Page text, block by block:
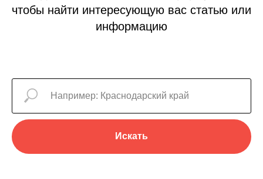
чтобы найти интересующую вас статью или
информацию
Искать